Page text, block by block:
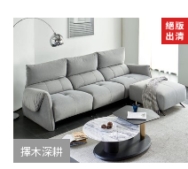
擇木深耕